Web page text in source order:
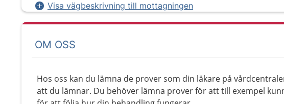
Visa vägbeskrivning till mottagningen
OM OSS
Hos oss kan du lämna de prover som din läkare på
att du lämnar. Du behöver lämna prover för att till exempel